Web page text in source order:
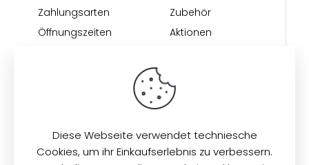
Zahlungsarten
Öffnungszeiten
Zubehör
Aktionen
Diese Webseite verwendet techniesche
Cookies, um ihr Einkaufserlebnis zu verbessern.